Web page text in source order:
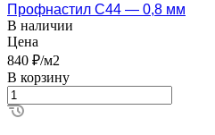
Профнастил С44 — 0,8 мм
В наличии
Цена
840 ₽/м2
В корзину